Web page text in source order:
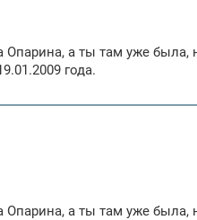
Опарина, а ты там уже
года.
Опарина, а ты там уже